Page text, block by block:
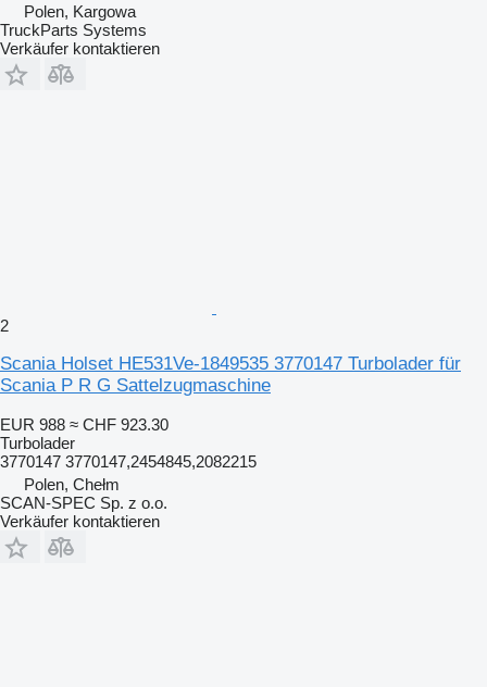
Polen, Kargowa
TruckParts Systems
Verkäufer kontaktieren
2
Scania Holset HE531Ve-1849535 3770147 Turbolader für
Scania P R G Sattelzugmaschine
EUR 988 ≈ CHF 923.30
Turbolader
3770147 3770147,2454845,2082215
Polen, Chełm
SCAN-SPEC Sp. z o.o.
Verkäufer kontaktieren